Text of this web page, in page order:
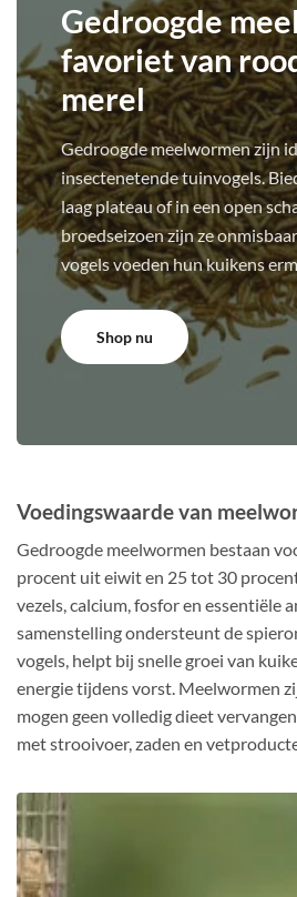
Gedroogde
favoriet van
merel
Gedroogde meelwormen zijn
insectenetende tuinvogels.
laag plateau of in een open
broedseizoen zijn ze
vogels voeden hun kuikens
Shop nu
Voedingswaarde van
Gedroogde meelwormen bestaan
procent uit eiwit en 25 tot 30
vezels, calcium, fosfor en essentiële
samenstelling ondersteunt de
vogels, helpt bij snelle groei van
energie tijdens vorst. Meelwormen
mogen geen volledig dieet
met strooivoer, zaden en